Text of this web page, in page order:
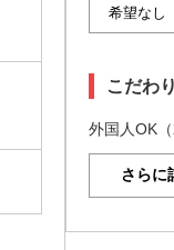
こだわ
外国人OK（
さらに